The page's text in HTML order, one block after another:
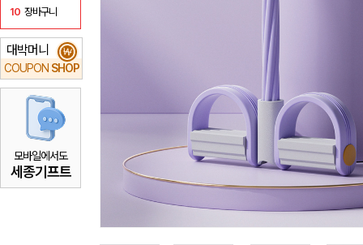
10 장바구니
대박머니
COUPON SHOP
₩
모바일에서도
세종기프트